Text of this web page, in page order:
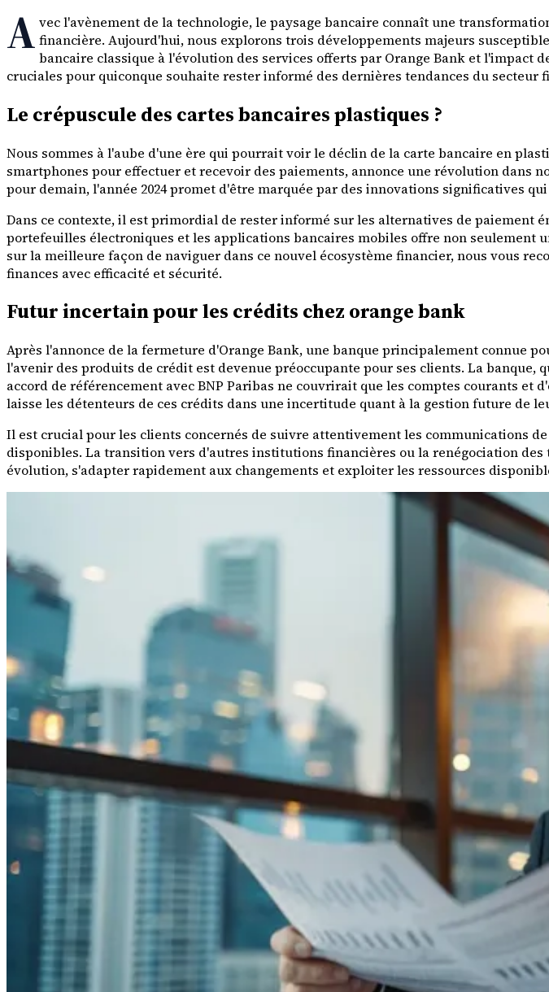
A vec l'avènement de la technologie, le paysage bancaire connaît une
financière. Aujourd'hui, nous explorons trois développements majeurs
bancaire classique à l'évolution des services offerts par Orange Bank et
cruciales pour quiconque souhaite rester informé des dernières tendances du secteur
Le crépuscule des cartes bancaires plastiques ?
Nous sommes à l'aube d'une ère qui pourrait voir le déclin de la carte bancaire en
smartphones pour effectuer et recevoir des paiements, annonce une révolution dans
pour demain, l'année 2024 promet d'être marquée par des innovations significatives
Dans ce contexte, il est primordial de rester informé sur les alternatives de paiement
portefeuilles électroniques et les applications bancaires mobiles offre non seulement
sur la meilleure façon de naviguer dans ce nouvel écosystème financier, nous vous
finances avec efficacité et sécurité.
Futur incertain pour les crédits chez orange bank
Après l'annonce de la fermeture d'Orange Bank, une banque principalement connue
l'avenir des produits de crédit est devenue préoccupante pour ses clients. La banque,
accord de référencement avec BNP Paribas ne couvrirait que les comptes courants
laisse les détenteurs de ces crédits dans une incertitude quant à la gestion future de
Il est crucial pour les clients concernés de suivre attentivement les communications
disponibles. La transition vers d'autres institutions financières ou la renégociation
évolution, s'adapter rapidement aux changements et exploiter les ressources